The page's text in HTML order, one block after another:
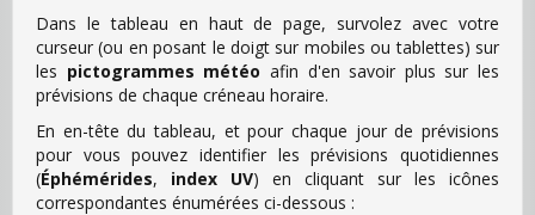
Dans le tableau en haut de page, survolez avec votre
curseur (ou en posant le doigt sur mobiles ou tablettes) sur
les pictogrammes météo afin d'en savoir plus sur les
prévisions de chaque créneau horaire.
En en-tête du tableau, et pour chaque jour de prévisions
pour vous pouvez identifier les prévisions quotidiennes
(Éphémérides, index UV) en cliquant sur les icônes
correspondantes énumérées ci-dessous :